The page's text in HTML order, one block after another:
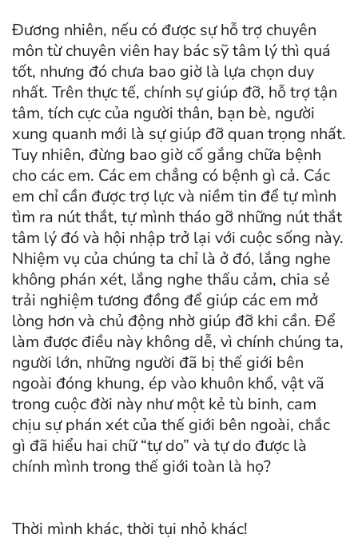
Đương nhiên, nếu có được sự hỗ trợ chuyên
môn từ chuyên viên hay bác sỹ tâm lý thì quá
tốt, nhưng đó chưa bao giờ là lựa chọn duy
nhất. Trên thực tế, chính sự giúp đỡ, hỗ trợ tận
tâm, tích cực của người thân, bạn bè, người
xung quanh mới là sự giúp đỡ quan trọng nhất.
Tuy nhiên, đừng bao giờ cố gắng chữa bệnh
cho các em. Các em chẳng có bệnh gì cả. Các
em chỉ cần được trợ lực và niềm tin để tự mình
tìm ra nút thắt, tự mình tháo gỡ những nút thắt
tâm lý đó và hội nhập trở lại với cuộc sống này.
Nhiệm vụ của chúng ta chỉ là ở đó, lắng nghe
không phán xét, lắng nghe thấu cảm, chia sẻ
trải nghiệm tương đồng để giúp các em mở
lòng hơn và chủ động nhờ giúp đỡ khi cần. Để
làm được điều này không dễ, vì chính chúng ta,
người lớn, những người đã bị thế giới bên
ngoài đóng khung, ép vào khuôn khổ, vật vã
trong cuộc đời này như một kẻ tù binh, cam
chịu sự phán xét của thế giới bên ngoài, chắc
gì đã hiểu hai chữ “tự do” và tự do được là
chính mình trong thế giới toàn là họ?
Thời mình khác, thời tụi nhỏ khác!